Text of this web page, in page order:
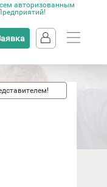
авторизованным